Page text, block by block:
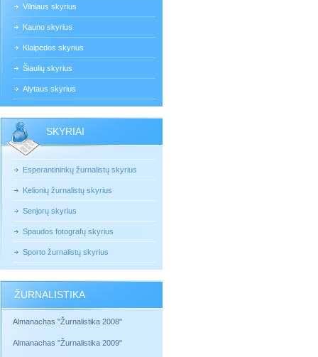
Vilniaus skyrius
Kauno skyrius
Klaipėdos skyrius
Šiaulių skyrius
Alytaus skyrius
SKYRIAI
Esperantininkų žurnalistų skyrius
Kelionių žurnalistų skyrius
Senjorų skyrius
Spaudos fotografų skyrius
Sporto žurnalistų skyrius
ŽURNALISTIKA
Almanachas "Žurnalistika 2008"
Almanachas "Žurnalistika 2009"